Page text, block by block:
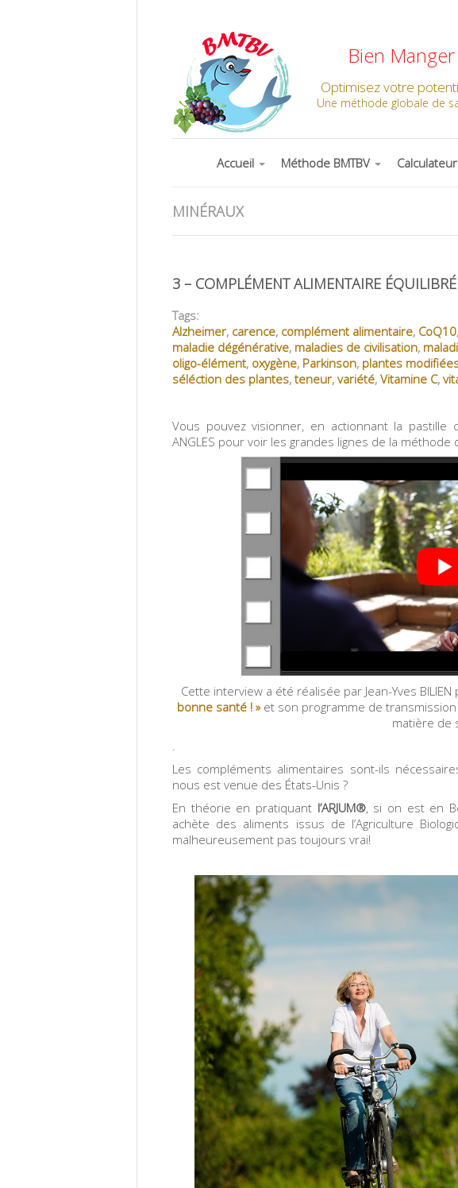
Bien
Optimisez votre
Une méthode globale de
Accueil Méthode BMTBV
MINÉRAUX
3 – COMPLÉMENT ALIMENTAIRE ÉQUILIBRÉ
Tags:
Alzheimer, carence, complément alimentaire, CoQ10,
maladie dégénérative, maladies de civilisation,
oligo-élément, oxygène, Parkinson, plantes
séléction des plantes, teneur, variété, Vitamine C,
Vous pouvez visionner, en actionnant la pastille
ANGLES pour voir les grandes lignes de la méthode
Cette interview a été réalisée par Jean-Yves
bonne santé ! »et son programme de
matière de
.
Les compléments alimentaires sont-ils
nous est venue des États-Unis ?
En théorie en pratiquant l’ARJUM®, si on est en
achète des aliments issus de l’Agriculture
malheureusement pas toujours vrai!